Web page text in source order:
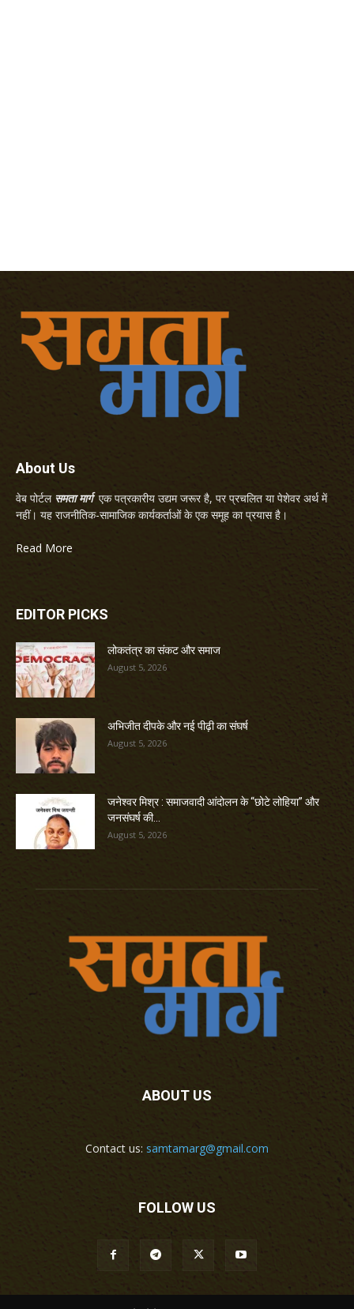
About Us
वेब पोर्टल समता मार्गएक पत्रकारीय उद्यम जरूर है, पर प्रचलित या पेशेवर अर्थ में
नहीं। यह राजनीतिक-सामाजिक कार्यकर्ताओं के एक समूह का प्रयास है।
Read More
EDITOR PICKS
लोकतंत्र का संकट और समाज
August 5, 2026
अभिजीत दीपके और नई पीढ़ी का संघर्ष
August 5, 2026
जनेश्वर मिश्र : समाजवादी आंदोलन के “छोटे लोहिया” और
जनसंघर्ष की...
August 5, 2026
ABOUT US
Contact us: samtamarg@gmail.com
FOLLOW US